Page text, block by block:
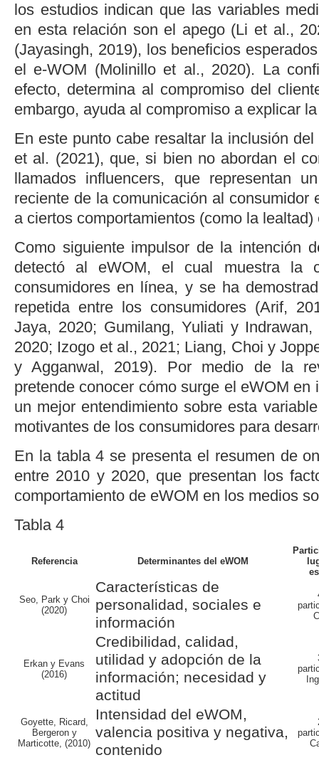
los estudios indican que las variables
en esta relación son el apego (Li et al .,
(Jayasingh, 2019), los beneficios
el e-WOM (Molinillo et al ., 2020). La
efecto, determina al compromiso del
embargo, ayuda al compromiso a explicar
En este punto cabe resaltar la inclusión
et al . (2021), que, si bien no abordan el
llamados influencers, que representan
reciente de la comunicación al consumidor
a ciertos comportamientos (como la lealtad)
Como siguiente impulsor de la intención
detectó al eWOM, el cual muestra la
consumidores en línea, y se ha
repetida entre los consumidores (Arif,
Jaya, 2020; Gumilang, Yuliati y Indrawan,
2020; Izogo et al., 2021; Liang, Choi y
y Agganwal, 2019). Por medio de la
pretende conocer cómo surge el eWOM en
un mejor entendimiento sobre esta
motivantes de los consumidores para
En la tabla 4 se presenta el resumen de
entre 2010 y 2020, que presentan los
comportamiento de eWOM en los medios
Tabla 4
Referencia Determinantes del eWOM
Seo, Park y Choi
(2020)
Características de
personalidad, sociales e
información
Erkan y Evans
(2016)
Credibilidad, calidad,
utilidad y adopción de la
información; necesidad y
actitud
Goyette, Ricard,
Bergeron y
Marticotte, (2010)
Intensidad del eWOM,
valencia positiva y negativa,
contenido